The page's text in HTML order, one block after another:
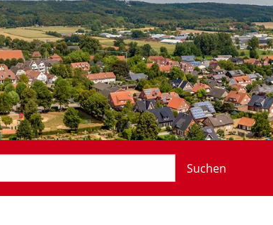
Suchen